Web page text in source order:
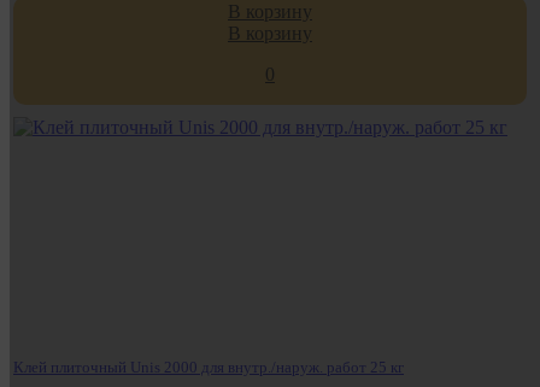
В корзину
В корзину
0
Клей плиточный Unis 2000 для внутр./наруж. работ 25 кг